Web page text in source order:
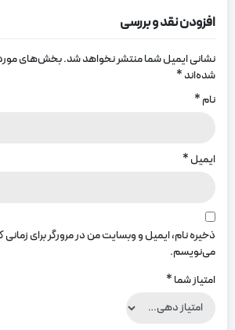
افزودن نقد و بررسی
نشانی ایمیل شما منتشر نخواهد شد.بخش‌های
شده‌اند*
نام*
ایمیل*
ذخیره نام، ایمیل و وبسایت من در مرورگر برای
می‌نویسم.
امتیاز شما*